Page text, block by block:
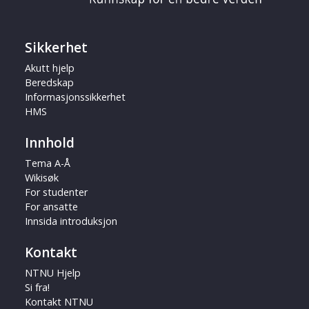
Sikkerhet
Akutt hjelp
Beredskap
Informasjonssikkerhet
HMS
Innhold
Tema A-Å
Wikisøk
For studenter
For ansatte
Innsida introduksjon
Kontakt
NTNU Hjelp
Si fra!
Kontakt NTNU